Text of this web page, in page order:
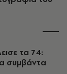
τα 74:
συμβάντα